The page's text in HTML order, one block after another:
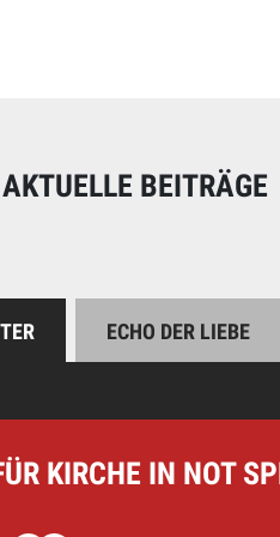
BEITRÄGE
ECHO DER LIEBE
KIRCHE IN NOT